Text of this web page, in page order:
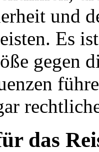
und
Es
gegen
das